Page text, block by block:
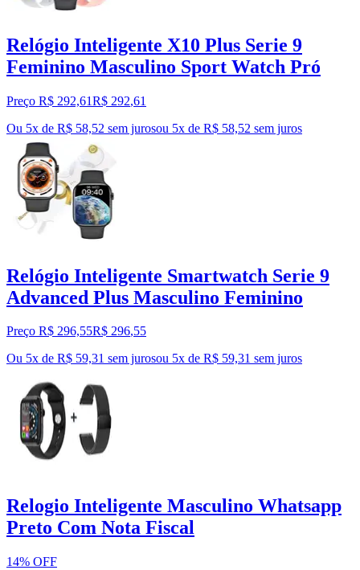
Relógio Inteligente X10 Plus Serie 9
Feminino Masculino Sport Watch Pró
Preço R$ 292,61R$ 292,61
Ou 5x de R$ 58,52 sem jurosou 5x de R$ 58,52 sem juros
Relógio Inteligente Smartwatch Serie 9
Advanced Plus Masculino Feminino
Preço R$ 296,55R$ 296,55
Ou 5x de R$ 59,31 sem jurosou 5x de R$ 59,31 sem juros
Relogio Inteligente Masculino Whatsapp
Preto Com Nota Fiscal
14% OFF